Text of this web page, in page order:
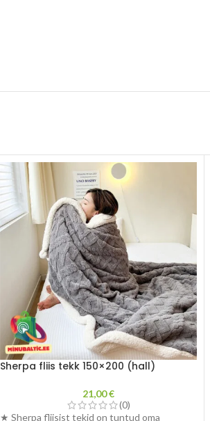
Sherpa fliis tekk 150×200 (hall)
21,00€
(0)
★ Sherpa fliisist tekid on tuntud oma